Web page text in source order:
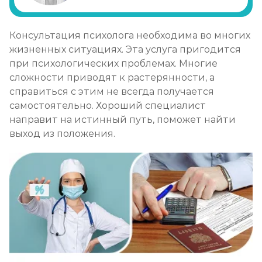
Записаться
Консультация психолога необходима во многих
жизненных ситуациях. Эта услуга пригодится
при психологических проблемах. Многие
сложности приводят к растерянности, а
справиться с этим не всегда получается
самостоятельно. Хороший специалист
направит на истинный путь, поможет найти
выход из положения.